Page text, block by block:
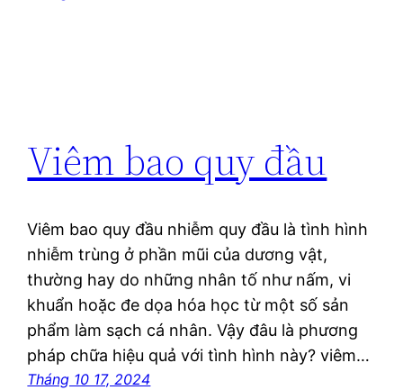
Viêm bao quy đầu
Viêm bao quy đầu nhiễm quy đầu là tình hình
nhiễm trùng ở phần mũi của dương vật,
thường hay do những nhân tố như nấm, vi
khuẩn hoặc đe dọa hóa học từ một số sản
phẩm làm sạch cá nhân. Vậy đâu là phương
pháp chữa hiệu quả với tình hình này? viêm…
Tháng 10 17, 2024